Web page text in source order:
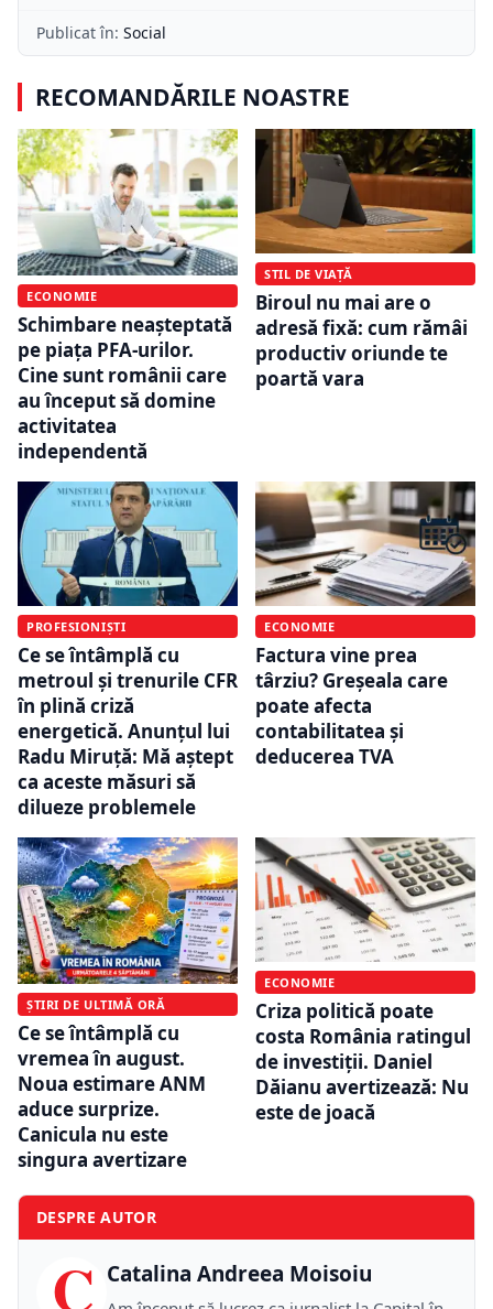
Publicat în: Social
RECOMANDĂRILE NOASTRE
ECONOMIE
Schimbare neașteptată
pe piața PFA-urilor.
Cine sunt românii care
au început să domine
activitatea
independentă
STIL DE VIAȚĂ
Biroul nu mai are o
adresă fixă: cum rămâi
productiv oriunde te
poartă vara
PROFESIONIȘTI
Ce se întâmplă cu
metroul și trenurile CFR
în plină criză
energetică. Anunțul lui
Radu Miruță: Mă aștept
ca aceste măsuri să
dilueze problemele
ECONOMIE
Factura vine prea
târziu? Greșeala care
poate afecta
contabilitatea și
deducerea TVA
ȘTIRI DE ULTIMĂ ORĂ
Ce se întâmplă cu
vremea în august.
Noua estimare ANM
aduce surprize.
Canicula nu este
singura avertizare
ECONOMIE
Criza politică poate
costa România ratingul
de investiții. Daniel
Dăianu avertizează: Nu
este de joacă
DESPRE AUTOR
C Catalina Andreea Moisoiu